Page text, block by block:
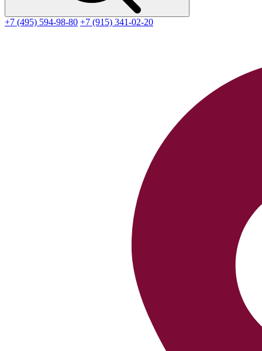
+7 (495) 594-98-80 +7 (915) 341-02-20